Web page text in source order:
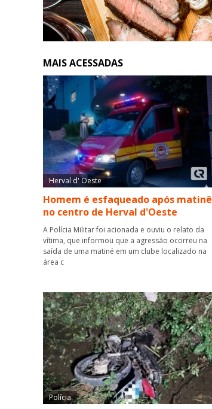
MAIS ACESSADAS
Herval d' Oeste
Homem é esfaqueado após matinê
no centro de Herval d'Oeste
A Polícia Militar foi acionada e ouviu o relato da
vítima, que informou que a agressão ocorreu na
saída de uma matiné em um clube localizado na
área c
Polícia